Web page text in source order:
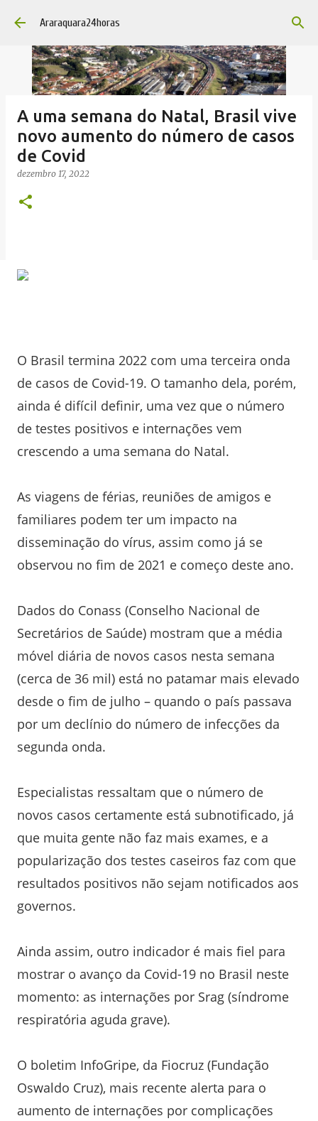
Pular para o conteúdo principal
Araraquara24horas
A uma semana do Natal, Brasil vive
novo aumento do número de casos
de Covid
dezembro 17, 2022
O Brasil termina 2022 com uma terceira onda
de casos de Covid-19. O tamanho dela, porém,
ainda é difícil definir, uma vez que o número
de testes positivos e internações vem
crescendo a uma semana do Natal.
As viagens de férias, reuniões de amigos e
familiares podem ter um impacto na
disseminação do vírus, assim como já se
observou no fim de 2021 e começo deste ano.
Dados do Conass (Conselho Nacional de
Secretários de Saúde) mostram que a média
móvel diária de novos casos nesta semana
(cerca de 36 mil) está no patamar mais elevado
desde o fim de julho – quando o país passava
por um declínio do número de infecções da
segunda onda.
Especialistas ressaltam que o número de
novos casos certamente está subnotificado, já
que muita gente não faz mais exames, e a
popularização dos testes caseiros faz com que
resultados positivos não sejam notificados aos
governos.
Ainda assim, outro indicador é mais fiel para
mostrar o avanço da Covid-19 no Brasil neste
momento: as internações por Srag (síndrome
respiratória aguda grave).
O boletim InfoGripe, da Fiocruz (Fundação
Oswaldo Cruz), mais recente alerta para o
aumento de internações por complicações